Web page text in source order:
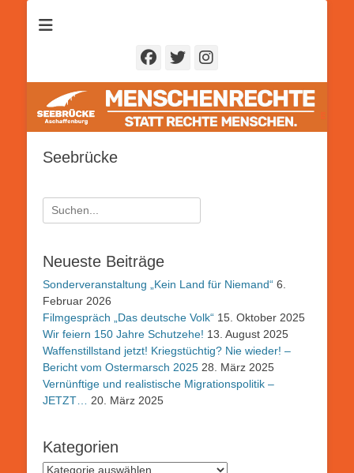
Facebook
Twitter
Instagram
Seebrücke
Suchen
nach:
Neueste Beiträge
Sonderveranstaltung „Kein Land für Niemand“ 6.
Februar 2026
Filmgespräch „Das deutsche Volk“ 15. Oktober 2025
Wir feiern 150 Jahre Schutzehe! 13. August 2025
Waffenstillstand jetzt! Kriegstüchtig? Nie wieder! –
Bericht vom Ostermarsch 2025 28. März 2025
Vernünftige und realistische Migrationspolitik –
JETZT…
20. März 2025
Kategorien
Kategorien